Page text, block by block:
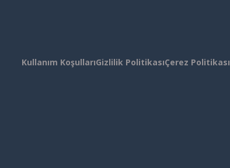
Kullanım KoşullarıGizlilik PolitikasıÇerez Politikası